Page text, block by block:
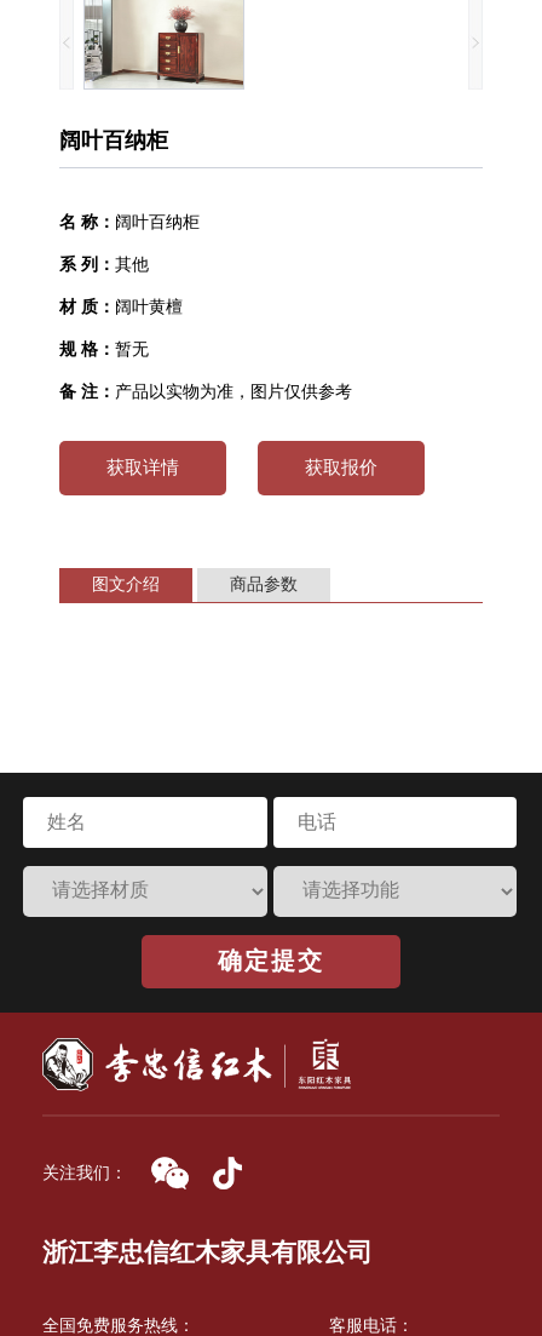
阔叶百纳柜
名 称： 阔叶百纳柜
系 列： 其他
材 质： 阔叶黄檀
规 格： 暂无
备 注： 产品以实物为准，图片仅供参考
获取详情 获取报价
图文介绍 商品参数
确定提交
关注我们：
浙江李忠信红木家具有限公司
全国免费服务热线： 客服电话：